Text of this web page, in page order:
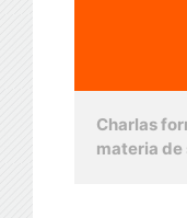
Charlas
materia de